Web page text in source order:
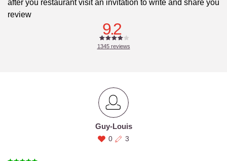
after you restaurant visit an invitation to write and share you
review
9.2
1345reviews
Guy-Louis
0 3